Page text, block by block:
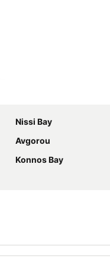
Nissi Bay
Avgorou
Konnos Bay